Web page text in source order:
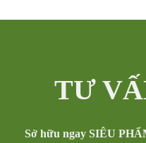
TƯ
Sở hữu ngay SIÊU